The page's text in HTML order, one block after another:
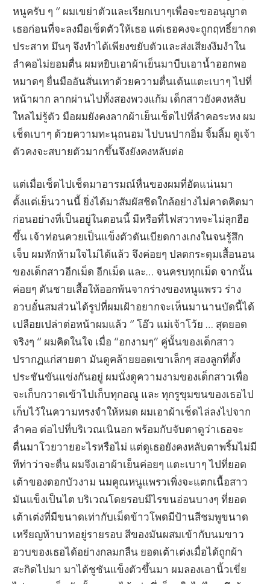
หนูครับ ๆ “ ผมเขย่าตัวและเรียกเบาๆเพื่อจะขออนุญาต
เธอก่อนที่จะลงมือเช็ดตัวให้เธอ แต่เธอคงจะถูกฤทธิ์ยากด
ประสาท มึนๆ จึงทำได้เพียงขยับตัวและส่งเสียงงึมงำใน
ลำคอไม่ยอมตื่น ผมหยิบเอาผ้าเย็นมาบีบเอาน้ำออกพอ
หมาดๆ ยื่นมืออันสั่นเทาด้วยความตื่นเต้นแตะเบาๆ ไปที่
หน้าผาก ลากผ่านไปทั้งสองพวงแก้ม เด็กสาวยังคงหลับ
ใหลไม่รู้ตัว มือผมยังคงลากผ้าเย็นเช็ดไปที่ลำคอระหง ผม
เช็ดเบาๆ ด้วยความทะนุถนอม ไปบนปากอิ่ม จิ้มลิ้ม ดูเจ้า
ตัวคงจะสบายตัวมากขึ้นจึงยังคงหลับต่อ
แต่เมื่อเช็ดไปเช็ดมาอารมณ์หื่นของผมที่อัดแน่นมา
ตั้งแต่เย็นวานนี้ ยิ่งได้มาสัมผัสชิดใกล้อย่างไม่คาดคิดมา
ก่อนอย่างที่เป็นอยู่ในตอนนี้ มีหรือที่ไฟสวาทจะไม่ลุกฮือ
ขึ้น เจ้าท่อนควยเป็นแข็งตัวดันเบียดกางเกงในจนรู้สึก
เจ็บ ผมหักห้ามใจไม่ได้แล้ว จึงค่อยๆ ปลดกระดุมเสื้อนอน
ของเด็กสาวอีกเม็ด อีกเม็ด และ… จนครบทุกเม็ด จากนั้น
ค่อยๆ ดันชายเสื้อให้ออกพ้นจากร่างของหนูแพรว ร่าง
อวบอั๋นสมส่วนได้รูปที่ผมเฝ้าอยากจะเห็นมานานบัดนี้ได้
เปลือยเปล่าต่อหน้าผมแล้ว “ โอ๊ว แม่เจ้าโว้ย … สุดยอด
จริงๆ “ ผมคิดในใจ เมื่อ “อกงามๆ” คู่นั้นของเด็กสาว
ปรากฏแก่สายตา มันดูคล้ายยอดเขาเล็กๆ สองลูกที่ตั้ง
ประชันขันแข่งกันอยู่ ผมนั่งดูความงามของเด็กสาวเพื่อ
จะเก็บกวาดเข้าไปเก็บทุกอณู และ ทุกรูขุมขนของเธอไป
เก็บไว้ในความทรงจำให้หมด ผมเอาผ้าเช็ดไล่ลงไปจาก
ลำคอ ต่อไปที่บริเวณเนินอก พร้อมกับจับตาดูว่าเธอจะ
ตื่นมาโวยวายอะไรหรือไม่ แต่ดูเธอยังคงหลับตาพริ้มไม่มี
ทีท่าว่าจะตื่น ผมจึงเอาผ้าเย็นค่อยๆ แตะเบาๆ ไปที่ยอด
เต้าของดอกบัวงาม นมคูณหนูแพรวเพิ่งจะแตกเนื้อสาว
มันแข็งเป็นไต บริเวณโดยรอบมีไรขนอ่อนบางๆ ที่ยอด
เต้าเต่งที่มีขนาดเท่ากับเม็ดข้าวโพดมีป้านสีชมพูขนาด
เหรียญห้าบาทอยู่รายรอบ สีของมันผสมเข้ากับนมขาว
อวบของเธอได้อย่างกลมกลืน ยอดเต้าเต่งเมื่อได้ถูกผ้า
สะกิดไปมา มาได้ชูชันแข็งตัวขึ้นมา ผมลองเอานิ้วเขี่ย